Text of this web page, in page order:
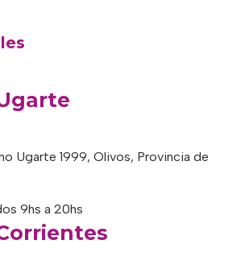
Ugarte 1999, Olivos, Provincia de
9hs a 20hs